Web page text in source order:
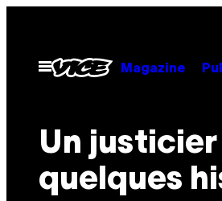
contentOpen
Menu
Magazine
Un justicier
quelques